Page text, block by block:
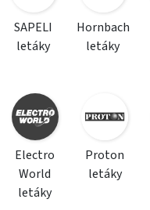
SAPELI
letáky
Hornbach
letáky
Electro
World
letáky
Proton
letáky